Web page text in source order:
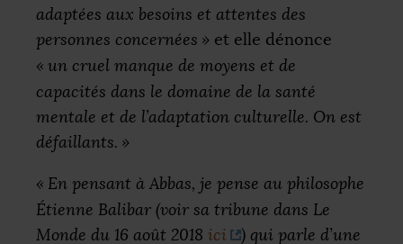
adaptées aux besoins et attentes des
personnes concernées » et elle dénonce
« un cruel manque de moyens et de
capacités dans le domaine de la santé
mentale et de l’adaptation culturelle. On est
défaillants. »
« En pensant à Abbas, je pense au philosophe
Étienne Balibar (voir sa tribune dans Le
Monde du 16 août 2018 ici
) qui parle d’une